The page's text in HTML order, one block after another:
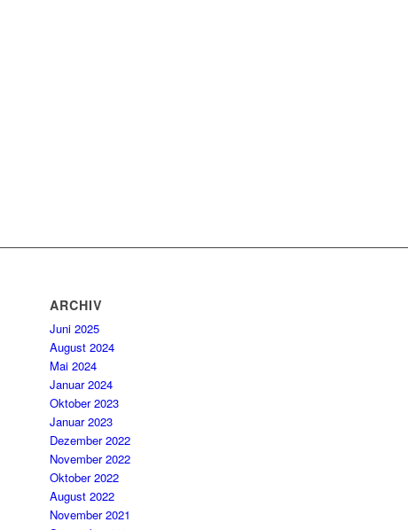
ARCHIV
Juni 2025
August 2024
Mai 2024
Januar 2024
Oktober 2023
Januar 2023
Dezember 2022
November 2022
Oktober 2022
August 2022
November 2021